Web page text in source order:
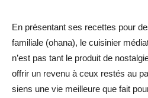
En présentant ses recettes pour
familiale (ohana), le cuisinier
n’est pas tant le produit de
offrir un revenu à ceux restés au
siens une vie meilleure que fait